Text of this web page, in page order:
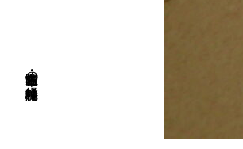
名古屋市南区・笠寺の精神科・神経科病院